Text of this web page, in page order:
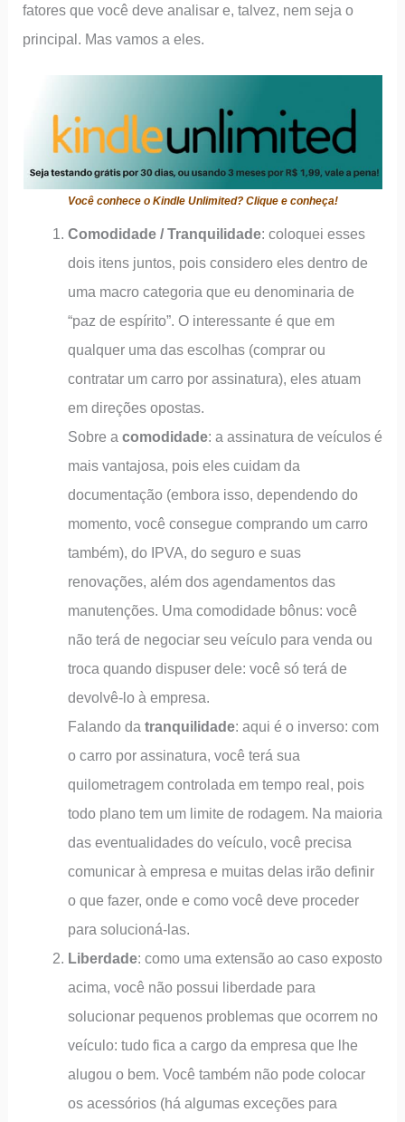
fatores que você deve analisar e, talvez, nem seja o
principal. Mas vamos a eles.
Você conhece o Kindle Unlimited? Clique e conheça!
Comodidade / Tranquilidade: coloquei esses
dois itens juntos, pois considero eles dentro de
uma macro categoria que eu denominaria de
“paz de espírito”. O interessante é que em
qualquer uma das escolhas (comprar ou
contratar um carro por assinatura), eles atuam
em direções opostas.
Sobre a comodidade: a assinatura de veículos é
mais vantajosa, pois eles cuidam da
documentação (embora isso, dependendo do
momento, você consegue comprando um carro
também), do IPVA, do seguro e suas
renovações, além dos agendamentos das
manutenções. Uma comodidade bônus: você
não terá de negociar seu veículo para venda ou
troca quando dispuser dele: você só terá de
devolvê-lo à empresa.
Falando da tranquilidade: aqui é o inverso: com
o carro por assinatura, você terá sua
quilometragem controlada em tempo real, pois
todo plano tem um limite de rodagem. Na maioria
das eventualidades do veículo, você precisa
comunicar à empresa e muitas delas irão definir
o que fazer, onde e como você deve proceder
para solucioná-las.
Liberdade: como uma extensão ao caso exposto
acima, você não possui liberdade para
solucionar pequenos problemas que ocorrem no
veículo: tudo fica a cargo da empresa que lhe
alugou o bem. Você também não pode colocar
os acessórios (há algumas exceções para